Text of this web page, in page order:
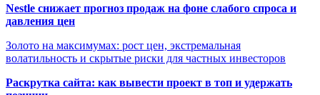
Nestle снижает прогноз продаж на фоне слабого спроса и
давления цен
Золото на максимумах: рост цен, экстремальная
волатильность и скрытые риски для частных инвесторов
Раскрутка сайта: как вывести проект в топ и удержать